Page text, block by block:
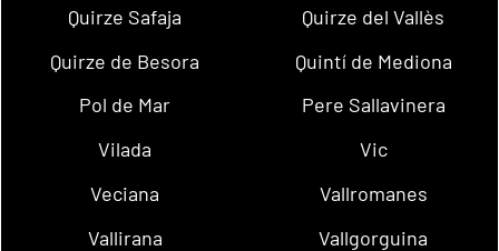
Quirze Safaja
Quirze del Vallès
Quirze de Besora
Quintí de Mediona
Pol de Mar
Pere Sallavinera
Vilada
Vic
Veciana
Vallromanes
Vallirana
Vallgorguina